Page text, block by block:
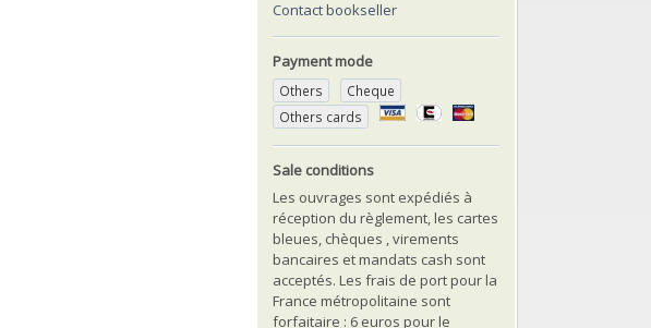
Contact bookseller
Payment mode
Others
Cheque
Others cards
Sale conditions
Les ouvrages sont expédiés à
réception du règlement, les cartes
bleues, chèques , virements
bancaires et mandats cash sont
acceptés. Les frais de port pour la
France métropolitaine sont
forfaitaire : 6 euros pour le